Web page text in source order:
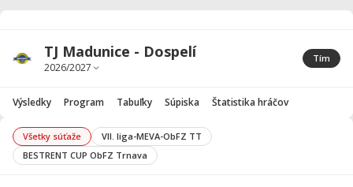
TJ Madunice - Dospelí Tím
Výsledky Program Tabuľky Súpiska Štatistika hráčov
Všetky súťaže
VII. liga-MEVA-ObFZ TT
BESTRENT CUP ObFZ Trnava